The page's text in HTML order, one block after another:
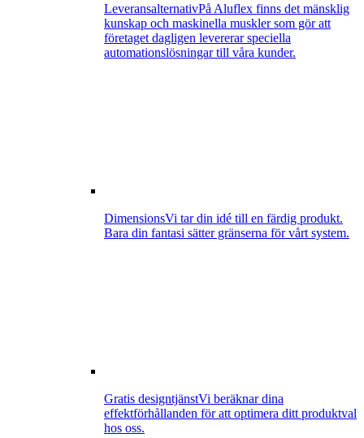
LeveransalternativPå Aluflex finns det mänsklig
kunskap och maskinella muskler som gör att
företaget dagligen levererar speciella
automationslösningar till våra kunder.
DimensionsVi tar din idé till en färdig produkt.
Bara din fantasi sätter gränserna för vårt system.
Gratis designtjänstVi beräknar dina
effektförhållanden för att optimera ditt produktval
hos oss.